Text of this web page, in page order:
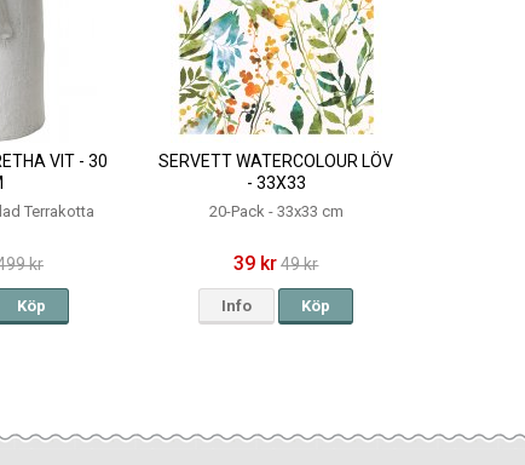
VIT - 30
Terrakotta
kr
Köp
SERVETT WATERCOLOUR LÖV
- 33X33
20-Pack - 33x33 cm
39 kr 49 kr
Info Köp